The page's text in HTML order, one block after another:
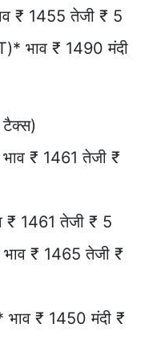
₹ 1455 तेजी ₹ 5
भाव ₹ 1490 मंदी
₹ 1461 तेजी ₹
₹ 1461 तेजी ₹ 5
₹ 1465 तेजी ₹
₹ 1450 मंदी ₹